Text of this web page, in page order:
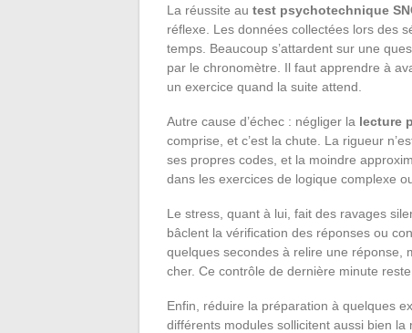
La réussite au test psychotechnique
réflexe. Les données collectées lors des
temps. Beaucoup s’attardent sur une
par le chronomètre. Il faut apprendre à
un exercice quand la suite attend.
Autre cause d’échec : négliger la lecture
comprise, et c’est la chute. La rigueur
ses propres codes, et la moindre
dans les exercices de logique complexe
Le stress, quant à lui, fait des ravages
bâclent la vérification des réponses ou
quelques secondes à relire une réponse,
cher. Ce contrôle de dernière minute
Enfin, réduire la préparation à quelques
différents modules sollicitent aussi bien la